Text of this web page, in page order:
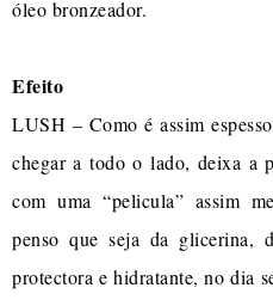
óleo bronzeador.
Efeito
LUSH – Como é assim
chegar a todo o lado, deixa a
com uma “pelicula” assim
penso que seja da glicerina,
protectora e hidratante, no dia